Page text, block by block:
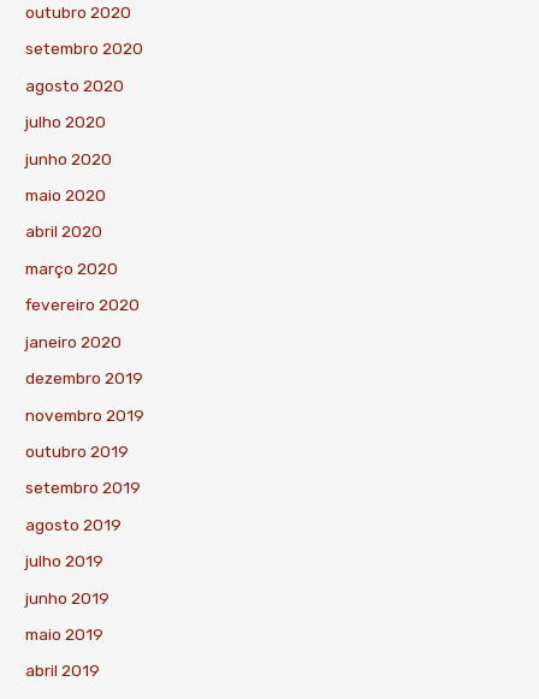
outubro 2020
setembro 2020
agosto 2020
julho 2020
junho 2020
maio 2020
abril 2020
março 2020
fevereiro 2020
janeiro 2020
dezembro 2019
novembro 2019
outubro 2019
setembro 2019
agosto 2019
julho 2019
junho 2019
maio 2019
abril 2019